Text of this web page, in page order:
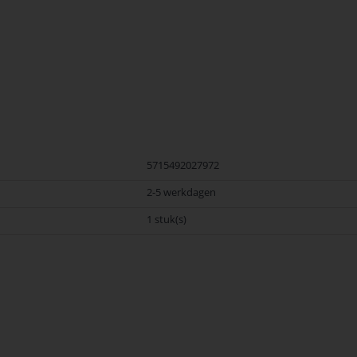
merk Nilfisk. Nilfisk Onderdelen biedt hoogwaardige oplossingen voor
5715492027972
2-5 werkdagen
1 stuk(s)